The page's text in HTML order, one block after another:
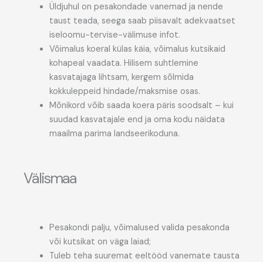
Üldjuhul on pesakondade vanemad ja nende
taust teada, seega saab piisavalt adekvaatset
iseloomu-tervise-välimuse infot.
Võimalus koeral külas käia, võimalus kutsikaid
kohapeal vaadata. Hilisem suhtlemine
kasvatajaga lihtsam, kergem sõlmida
kokkuleppeid hindade/maksmise osas.
Mõnikord võib saada koera päris soodsalt – kui
suudad kasvatajale end ja oma kodu näidata
maailma parima landseerikoduna.
Välismaa
Pesakondi palju, võimalused valida pesakonda
või kutsikat on väga laiad;
Tuleb teha suuremat eeltööd vanemate tausta